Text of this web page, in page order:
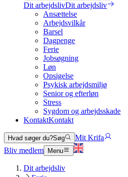
Dit arbejdslivDit arbejdsliv
Ansættelse
Arbejdsvilkår
Barsel
Dagpenge
Ferie
Jobsøgning
Løn
Opsigelse
Psykisk arbejdsmiljø
Senior og efterløn
Stress
Sygdom og arbejdsskade
KontaktKontakt
Hvad søger du?Søg
Mit Krifa
Bliv medlem
Menu
Dit arbejdsliv